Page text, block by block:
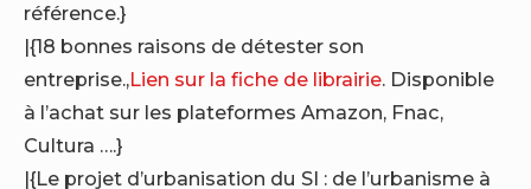
référence.}
|{18 bonnes raisons de détester son
entreprise.,Lien sur la fiche de librairie. Disponible
à l’achat sur les plateformes Amazon, Fnac,
Cultura ….}
|{Le projet d’urbanisation du SI : de l’urbanisme à